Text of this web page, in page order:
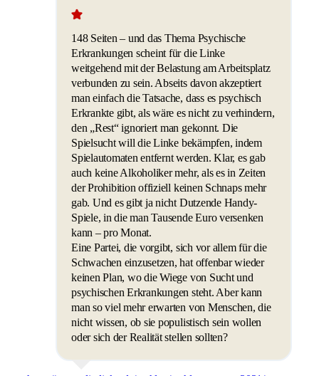
148 Seiten – und das Thema Psychische
Erkrankungen scheint für die Linke
weitgehend mit der Belastung am Arbeitsplatz
verbunden zu sein. Abseits davon akzeptiert
man einfach die Tatsache, dass es psychisch
Erkrankte gibt, als wäre es nicht zu verhindern,
den „Rest“ ignoriert man gekonnt. Die
Spielsucht will die Linke bekämpfen, indem
Spielautomaten entfernt werden. Klar, es gab
auch keine Alkoholiker mehr, als es in Zeiten
der Prohibition offiziell keinen Schnaps mehr
gab. Und es gibt ja nicht Dutzende Handy-
Spiele, in die man Tausende Euro versenken
kann – pro Monat.
Eine Partei, die vorgibt, sich vor allem für die
Schwachen einzusetzen, hat offenbar wieder
keinen Plan, wo die Wiege von Sucht und
psychischen Erkrankungen steht. Aber kann
man so viel mehr erwarten von Menschen, die
nicht wissen, ob sie populistisch sein wollen
oder sich der Realität stellen sollten?